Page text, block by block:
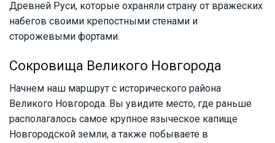
Древней Руси, которые охраняли страну от вражеских
набегов своими крепостными стенами и
сторожевыми фортами.
Сокровища Великого Новгорода
Начнем наш маршрут с исторического района
Великого Новгорода. Вы увидите место, где раньше
располагалось самое крупное языческое капище
Новгородской земли, а также побываете в